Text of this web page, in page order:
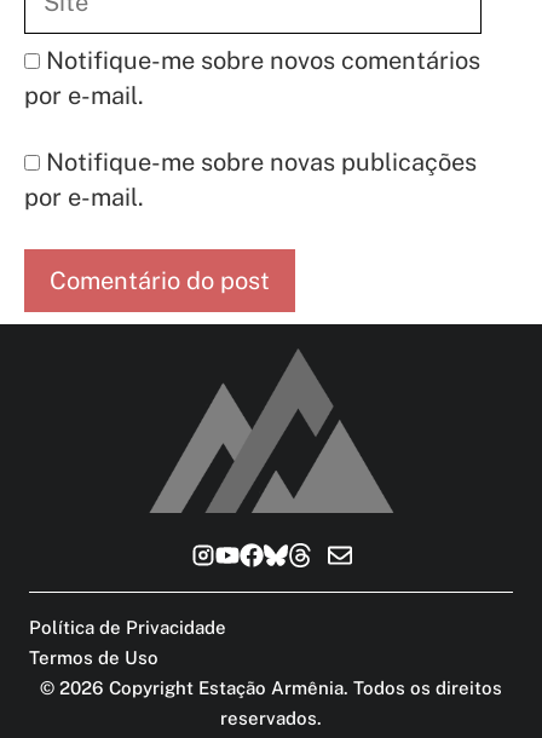
Notifique-me sobre novos comentários
por e-mail.
Notifique-me sobre novas publicações
por e-mail.
© 2026 Copyright Estação Armênia. Todos os direitos
reservados.
Política de Privacidade
Termos de Uso